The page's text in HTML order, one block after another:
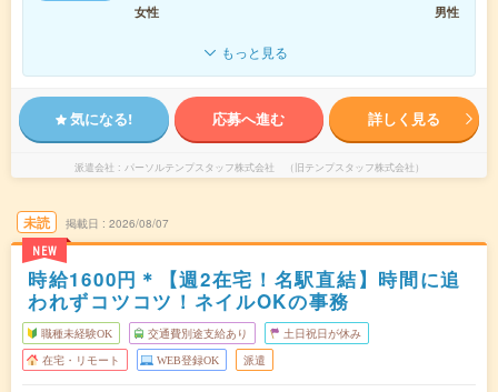
女性
男性
もっと見る
気になる! 応募へ進む 詳しく見る
派遣会社 パーソルテンプスタッフ株式会社 （旧テンプスタッフ株式会社）
未読
NEW
掲載日 2026/08/07
時給1600円＊【週2在宅！名駅直結】時間に追
われずコツコツ！ネイルOKの事務
職種未経験OK 交通費別途支給あり 土日祝日が休み
在宅・リモート WEB登録OK 派遣